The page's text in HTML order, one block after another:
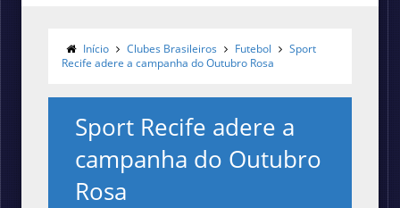
Início Clubes Brasileiros Futebol
Sport
Recife adere a campanha do Outubro Rosa
Sport Recife adere a
campanha do Outubro
Rosa